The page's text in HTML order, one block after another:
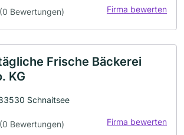
(0 Bewertungen) Firma bewerten
Frische Bäckerei
KG
Schnaitsee
(0 Bewertungen) Firma bewerten